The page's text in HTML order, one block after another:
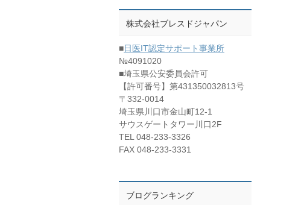
株式会社ブレスドジャパン
■日医IT認定サポート事業所
№4091020
■埼玉県公安委員会許可
【許可番号】第431350032813号
〒332-0014
埼玉県川口市金山町12-1
サウスゲートタワー川口2F
TEL 048-233-3326
FAX 048-233-3331
ブログランキング